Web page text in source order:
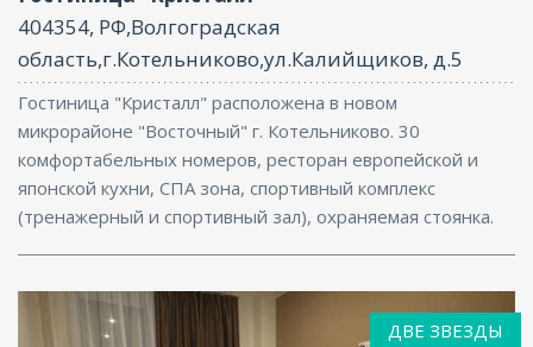
404354, РФ,Волгоградская
область,г.Котельниково,ул.Калийщиков, д.5
Гостиница "Кристалл" расположена в новом
микрорайоне "Восточный" г. Котельниково. 30
комфортабельных номеров, ресторан европейской и
японской кухни, СПА зона, спортивный комплекс
(тренажерный и спортивный зал), охраняемая стоянка.
ДВЕ ЗВЕЗДЫ